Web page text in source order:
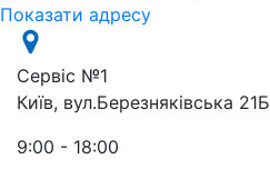
Показати адресу
Сервіс №1
Київ, вул.Березняківська 21Б
9:00 - 18:00